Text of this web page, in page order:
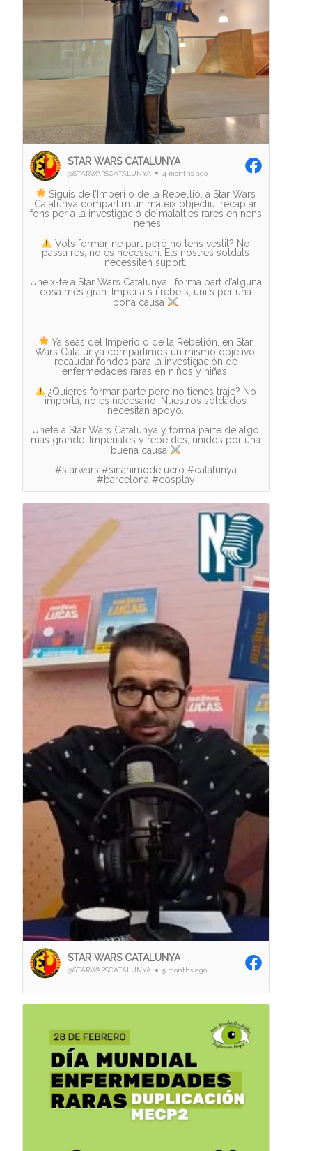
STAR WARS CATALUNYA
@STARWARSCATALUNYA 4 months ago
Siguis de l’Imperi o de la Rebel·lió, a Star Wars
Catalunya compartim un mateix objectiu: recaptar
fons per a la investigació de malalties rares en nens
i nenes.
Vols formar-ne part però no tens vestit? No
passa res, no és necessari. Els nostres soldats
necessiten suport.
Uneix-te a Star Wars Catalunya i forma part d’alguna
cosa més gran. Imperials i rebels, units per una
bona causa
-----
Ya seas del Imperio o de la Rebelión, en Star
Wars Catalunya compartimos un mismo objetivo:
recaudar fondos para la investigación de
enfermedades raras en niños y niñas.
¿Quieres formar parte pero no tienes traje? No
importa, no es necesario. Nuestros soldados
necesitan apoyo.
Únete a Star Wars Catalunya y forma parte de algo
más grande. Imperiales y rebeldes, unidos por una
buena causa
#starwars #sinanimodelucro #catalunya
#barcelona #cosplay
STAR WARS CATALUNYA
@STARWARSCATALUNYA 5 months ago